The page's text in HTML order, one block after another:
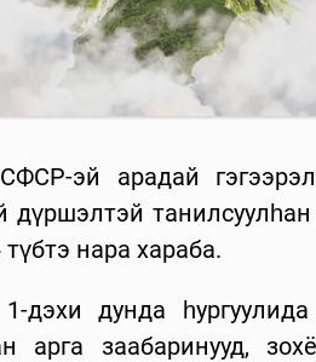
эй арадай
дүршэлтэй
нара хараба.
дэхи дунда
арга заабаринууд,